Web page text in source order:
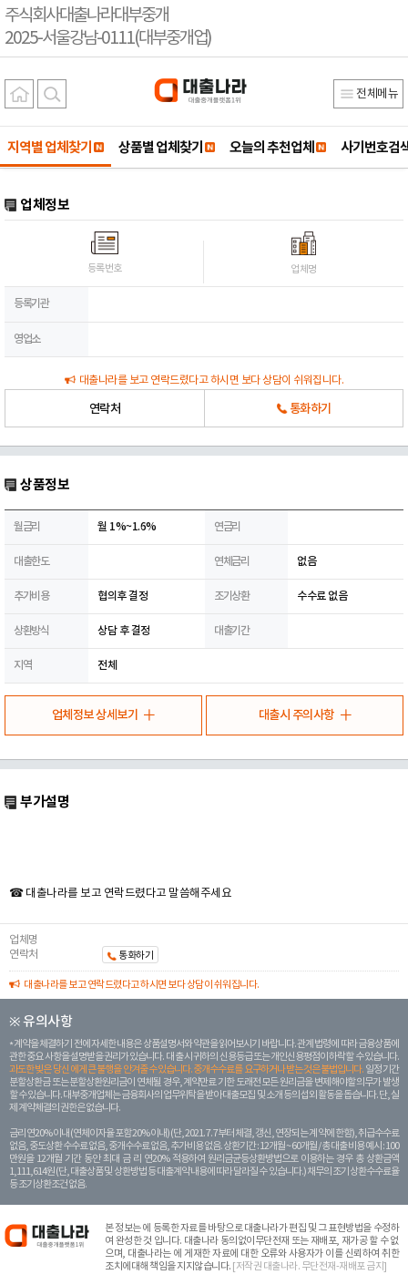
주식회사대출나라대부중개
2025-서울강남-0111(대부중개업)
전체메뉴
지역별 업체찾기 상품별 업체찾기 오늘의 추천업체 사기번호검
업체정보
등록번호 업체명
등록기관
영업소
대출나라를 보고 연락드렸다고 하시면 보다 상담이 쉬워집니다.
연락처 통화하기
상품정보
월금리 월 1%~1.6% 연금리
대출한도 연체금리 없음
추가비용 협의후 결정 조기상환 수수료 없음
상환방식 상담 후 결정 대출기간
지역 전체
업체정보 상세보기 대출시 주의사항
부가설명
☎ 대출나라를 보고 연락드렸다고 말씀해주세요
업체명
연락처
통화하기
대출나라를 보고 연락드렸다고 하시면 보다 상담이 쉬워집니다.
※ 유의사항
계약을 체결하기 전에 자세한 내용은 상품설명서와 약관을 읽어보시기 바랍니다. 관계 법령에 따라 금융상품에
관한 중요 사항을 설명받을 권리가 있습니다. 대 출 시 귀하의 신용등급 또는 개인신용평점이 하락할 수 있습니다.
과도한 빚은 당신 에게 큰 불행을 안겨줄 수 있습니다. 중개수수료를 요구하거나 받는 것은 불법입니다. 일정 기간
분할상환금 또는 분할상환원리금이 연체될 경우, 계약만료 기한 도래전 모든 원리금을 변제해야할 의무가 발생
할 수 있습니다. 대부중개업체는 금융회사의 업무위탁을 받아 대출모집 및 소개 등의 섭외 활동을 돕습니다. 단, 실
제 계약체결의 권한은 없습니다.
금리 연20% 이내 (연체이자율 포함 20% 이내) (단, 2021. 7. 7부터 체결, 갱신, 연장되는 계 약에 한함), 취급수수료
없음, 중도상환 수수료 없음, 중개수수료 없음, 추가비용 없음. 상환기간 : 12개월 ~ 60개월 / 총 대출 비용 예시 : 100
만원을 12개월 기간 동안 최대 금 리 연20% 적용하여 원리금균등상환방법으로 이용하는 경우 총 상환금액
1,111,614원 (단, 대출상품 및 상환방법 등 대출계약 내용에 따라 달라질 수 있습니다.) 채무의 조기 상환수수료율
등 조기상환조건 없음.
본 정보는에 등록한 자료를 바탕으로 대출나라가 편집 및 그 표현방법을 수정하
여 완성한 것 입니다. 대출나라 동의없이무단전재 또는 재배포, 재가공 할 수 없
으며, 대출나라는 에 게재한 자료에 대한 오류와 사용자가 이를 신뢰하여 취한
조치에대해 책임을 지지않습니다. [저작권 대출나라. 무단전재-재배포 금지]